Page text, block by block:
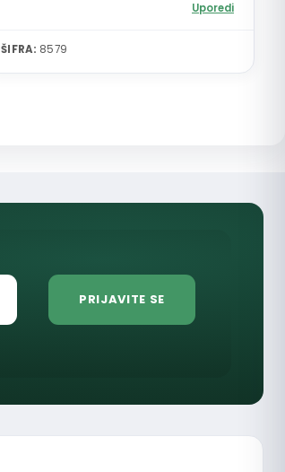
Uporedi
ŠIFRA: 8579